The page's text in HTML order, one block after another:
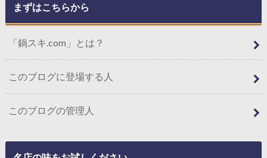
まずはこちらから
「鍋スキ.com」とは？
このブログに登場する人
このブログの管理人